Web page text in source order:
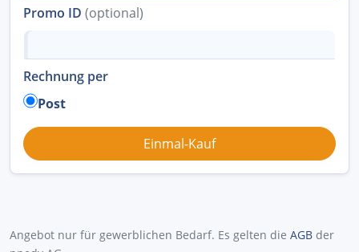
Promo ID (optional)
Rechnung per
Post
Angebot nur für gewerblichen Bedarf. Es gelten die AGB der